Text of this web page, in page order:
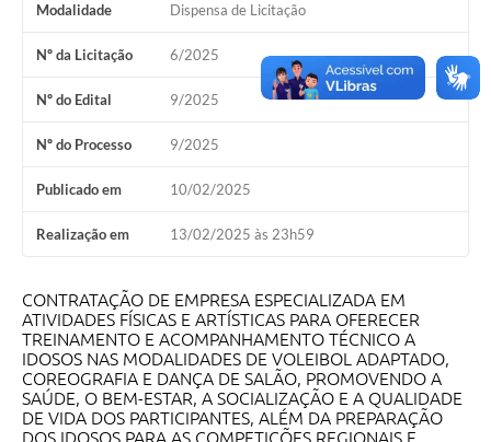
LGPD
Sugestões
SOLICITAÇÕES PRESENCIAIS (SIC-FÍSICO)
Expediente
Sistemas
Ouvidoria
Projetos
Contas Públicas
Editais
Modalidade Dispensa de Licitação
Nº da Licitação 6/2025
Nº do Edital 9/2025
Nº do Processo 9/2025
Publicado em 10/02/2025
Realização em 13/02/2025 às 23h59
CONTRATAÇÃO DE EMPRESA ESPECIALIZADA EM
ATIVIDADES FÍSICAS E ARTÍSTICAS PARA OFERECER
TREINAMENTO E ACOMPANHAMENTO TÉCNICO A
IDOSOS NAS MODALIDADES DE VOLEIBOL ADAPTADO,
COREOGRAFIA E DANÇA DE SALÃO, PROMOVENDO A
SAÚDE, O BEM-ESTAR, A SOCIALIZAÇÃO E A QUALIDADE
DE VIDA DOS PARTICIPANTES, ALÉM DA PREPARAÇÃO
DOS IDOSOS PARA AS COMPETIÇÕES REGIONAIS E